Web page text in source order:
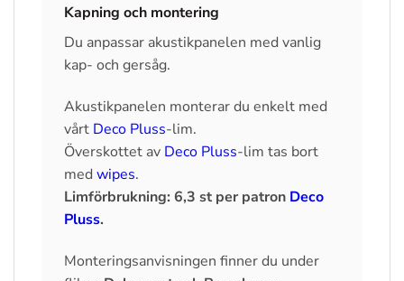
Kapning och montering
Du anpassar akustikpanelen med vanlig
kap- och gersåg.
Akustikpanelen monterar du enkelt med
vårt Deco Pluss-lim.
Överskottet av Deco Pluss-lim tas bort
med wipes.
Limförbrukning: 6,3 st per patron Deco
Pluss.
Monteringsanvisningen finner du under